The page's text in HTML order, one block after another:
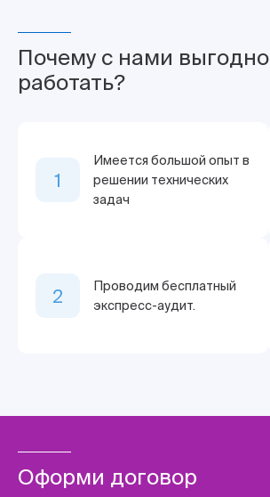
Почему с нами выгодно
работать?
1
Имеется большой опыт в
решении технических
задач
2
Проводим бесплатный
экспресс-аудит.
Оформи договор